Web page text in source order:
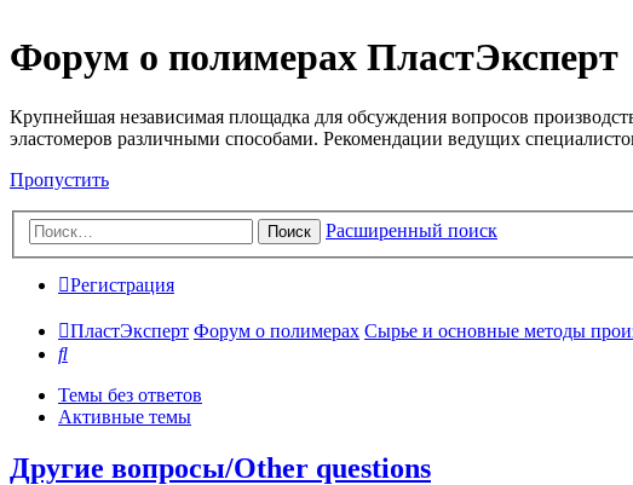
Форум о полимерах ПластЭксперт
Крупнейшая независимая площадка для обсуждения вопросов
эластомеров различными способами. Рекомендации ведущих
Пропустить
Поиск Расширенный поиск
Регистрация
ПластЭксперт Форум о полимерах Сырье и основные методы
Поиск
Темы без ответов
Активные темы
Другие вопросы/Other questions